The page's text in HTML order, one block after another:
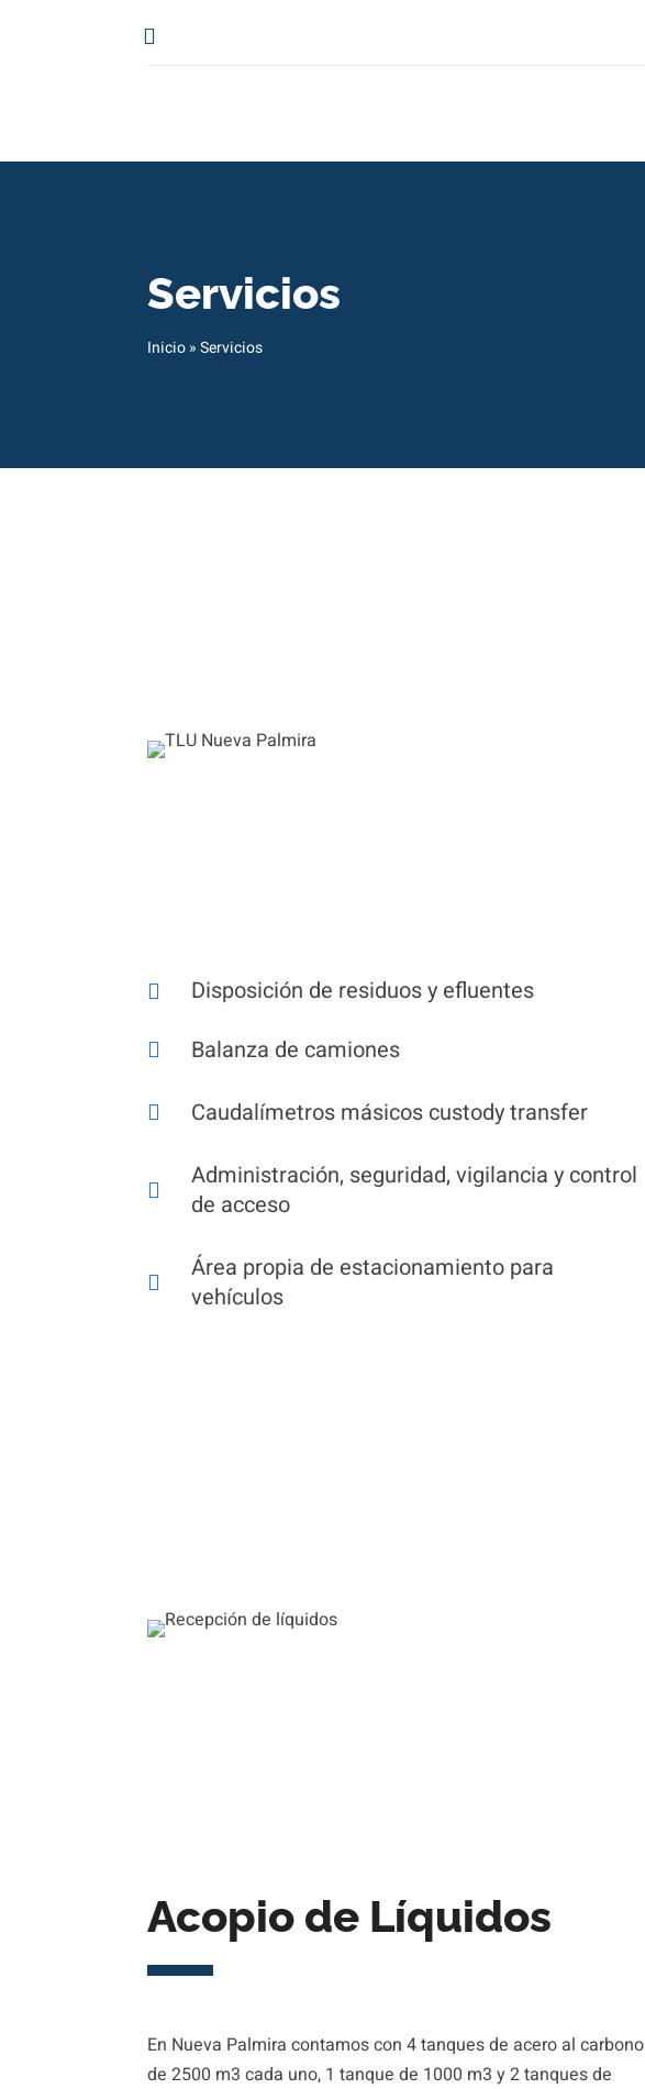
Servicios
Inicio»Servicios
Disposición de residuos y efluentes
Balanza de camiones
Caudalímetros másicos custody transfer
Administración, seguridad, vigilancia y control
de acceso
Área propia de estacionamiento para
vehículos
Acopio de Líquidos
En Nueva Palmira contamos con 4 tanques de acero al carbono
de 2500 m3 cada uno, 1 tanque de 1000 m3 y 2 tanques de